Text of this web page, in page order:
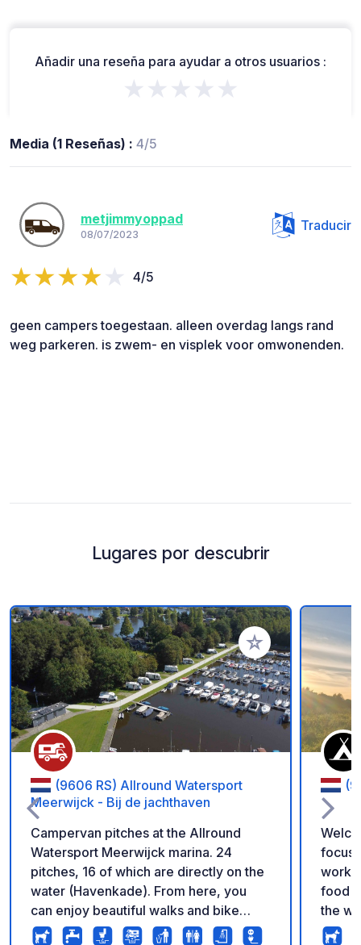
Añadir una reseña para ayudar a otros usuarios :
★★★★★
Media (1 Reseñas) : 4/5
metjimmyoppad
08/07/2023
Traducir
4/5
geen campers toegestaan. alleen overdag langs rand
weg parkeren. is zwem- en visplek voor omwonenden.
Lugares por descubrir
Añadir a tus
(9606 RS) Allround Watersport
Meerwijck - Bij de jachthaven
Campervan pitches at the Allround
Watersport Meerwijck marina. 24
pitches, 16 of which are directly on the
water (Havenkade). From here, you
can enjoy beautiful walks and bike
rides. If you bring your own boat, you
focus
food
the
and